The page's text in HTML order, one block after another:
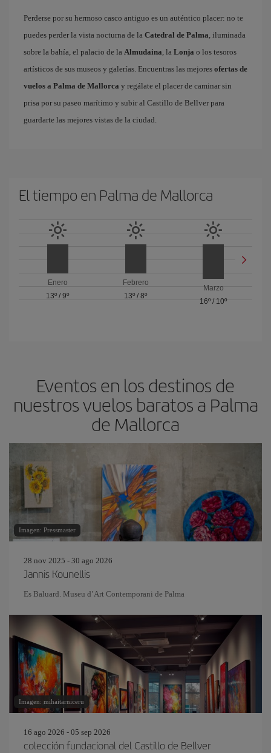
Perderse por su hermoso casco antiguo es un auténtico placer: no te
puedes perder la vista nocturna de la Catedral de Palma, iluminada
sobre la bahía, el palacio de la Almudaina, la Lonja o los tesoros
artísticos de sus museos y galerías. Encuentras las mejores ofertas de
vuelos a Palma de Mallorca y regálate el placer de caminar sin
prisa por su paseo marítimo y subir al Castillo de Bellver para
guardarte las mejores vistas de la ciudad.
El tiempo en Palma de Mallorca
Enero
13º /9º
Febrero
13º / 8º
Marzo
16º/ 10º
Eventos en los destinos de
nuestros vuelos baratos a Palma
de Mallorca
Imagen: Pressmaster
28 nov 2025 - 30 ago 2026
Jannis Kounellis
Es Baluard. Museu d’Art Contemporani de Palma
Imagen: mihaitarniceru
16 ago 2026 - 05 sep 2026
colección fundacional del Castillo de Bellver